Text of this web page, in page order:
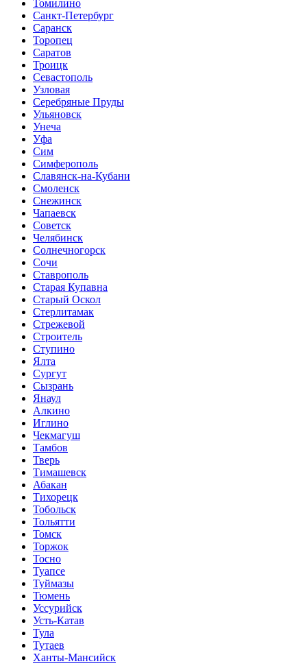
Томилино
Санкт-Петербург
Саранск
Торопец
Саратов
Троицк
Севастополь
Узловая
Серебряные Пруды
Ульяновск
Унеча
Уфа
Сим
Симферополь
Славянск-на-Кубани
Смоленск
Снежинск
Чапаевск
Советск
Челябинск
Солнечногорск
Сочи
Ставрополь
Старая Купавна
Старый Оскол
Стерлитамак
Стрежевой
Строитель
Ступино
Ялта
Сургут
Сызрань
Янаул
Алкино
Иглино
Чекмагуш
Тамбов
Тверь
Тимашевск
Абакан
Тихорецк
Тобольск
Тольятти
Томск
Торжок
Тосно
Туапсе
Туймазы
Тюмень
Уссурийск
Усть-Катав
Тула
Тутаев
Ханты-Мансийск